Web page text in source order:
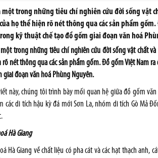
một trong những tiêu chí nghiên cứu đời sống vật
họ thể hiện rõ nét thông qua các sản phẩm
kỹ thuật chế tạo đồ gốm giai đoạn văn hoá
trong những tiêu chí nghiên cứu đời sống vật chất và
rõ nét thông qua các sản phẩm gốm. Đồ gốm Việt Nam
giai đoạn văn hoá Phùng Nguyên.
này, chúng tôi trình bày mối quan hệ giữa đồ gốm
các di tích hậu kỳ đá mới Sơn La, nhóm di tích Gò Mả
Hà Giang
Hà Giang về chất liệu có pha cát và các hạt thạch